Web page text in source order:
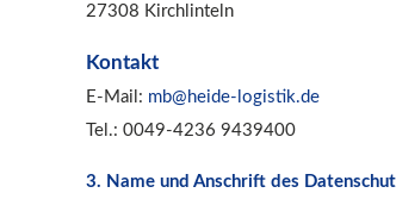
27308 Kirchlinteln
Kontakt
E-Mail: mb@heide-logistik.de
Tel.: 0049-4236 9439400
3. Name und Anschrift des